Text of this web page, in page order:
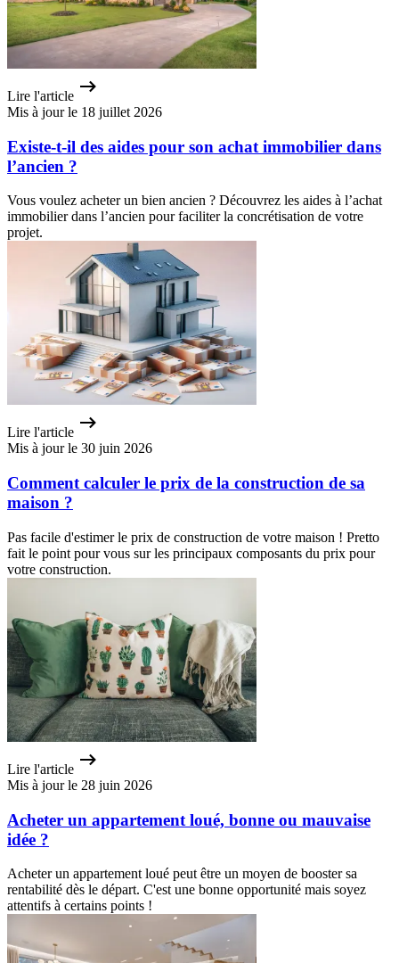
Lire l'article
Mis à jour le 18 juillet 2026
Existe-t-il des aides pour son achat immobilier dans
l’ancien ?
Vous voulez acheter un bien ancien ? Découvrez les aides à l’achat
immobilier dans l’ancien pour faciliter la concrétisation de votre
projet.
Lire l'article
Mis à jour le 30 juin 2026
Comment calculer le prix de la construction de sa
maison ?
Pas facile d'estimer le prix de construction de votre maison ! Pretto
fait le point pour vous sur les principaux composants du prix pour
votre construction.
Lire l'article
Mis à jour le 28 juin 2026
Acheter un appartement loué, bonne ou mauvaise
idée ?
Acheter un appartement loué peut être un moyen de booster sa
rentabilité dès le départ. C'est une bonne opportunité mais soyez
attentifs à certains points !